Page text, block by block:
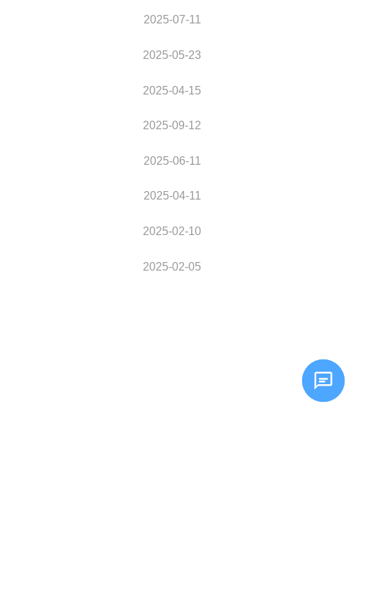
2025-07-11
2025-05-23
2025-04-15
2025-09-12
2025-06-11
2025-04-11
2025-02-10
2025-02-05